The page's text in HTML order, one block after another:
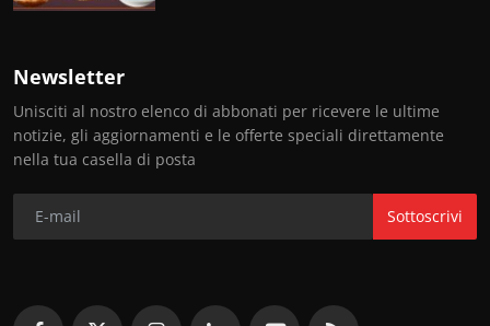
Newsletter
Unisciti al nostro elenco di abbonati per ricevere le ultime
notizie, gli aggiornamenti e le offerte speciali direttamente
nella tua casella di posta
Sottoscrivi